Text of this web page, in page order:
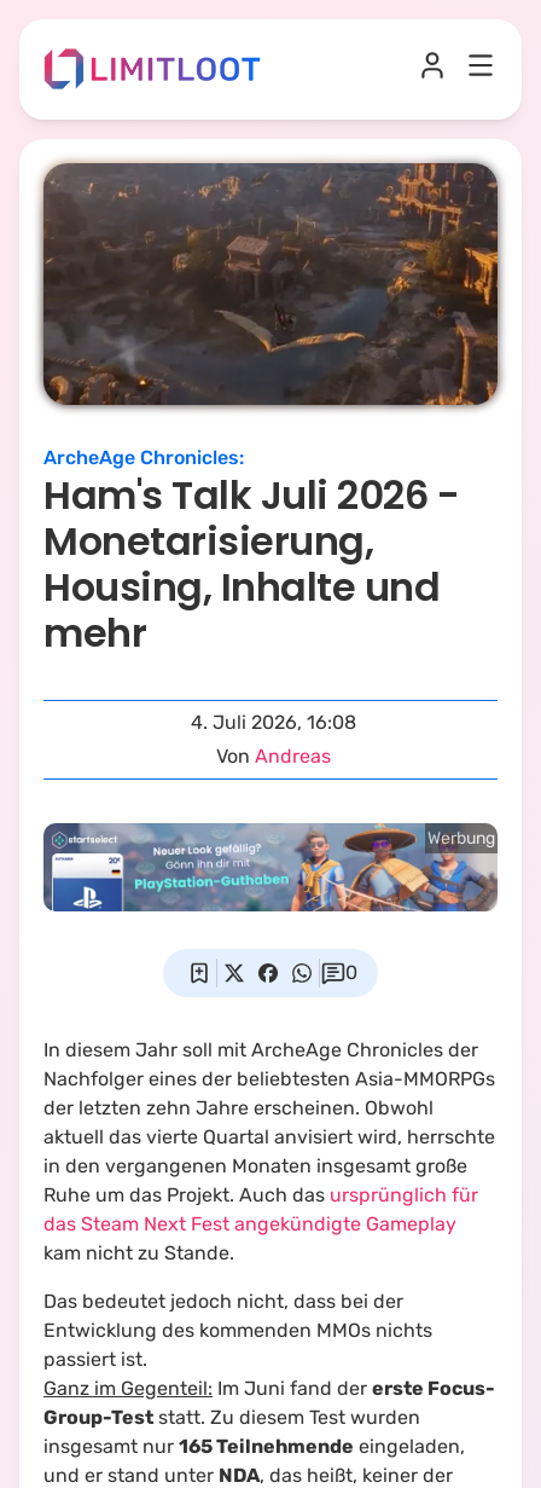
ArcheAge Chronicles:
Ham's Talk Juli 2026 -
Monetarisierung,
Housing, Inhalte und
mehr
4. Juli 2026, 16:08
Von Andreas
Werbung
0
In diesem Jahr soll mit ArcheAge Chronicles der
Nachfolger eines der beliebtesten Asia-MMORPGs
der letzten zehn Jahre erscheinen. Obwohl
aktuell das vierte Quartal anvisiert wird, herrschte
in den vergangenen Monaten insgesamt große
Ruhe um das Projekt. Auch das ursprünglich für
das Steam Next Fest angekündigte Gameplay
kam nicht zu Stande.
Das bedeutet jedoch nicht, dass bei der
Entwicklung des kommenden MMOs nichts
passiert ist.
Ganz im Gegenteil: Im Juni fand der erste Focus-
Group-Test statt. Zu diesem Test wurden
insgesamt nur 165 Teilnehmende eingeladen,
und er stand unter NDA, das heißt, keiner der